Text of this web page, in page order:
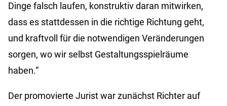
Dinge falsch laufen, konstruktiv daran mitwirken,
dass es stattdessen in die richtige Richtung geht,
und kraftvoll für die notwendigen Veränderungen
sorgen, wo wir selbst Gestaltungsspielräume
haben.“
Der promovierte Jurist war zunächst Richter auf